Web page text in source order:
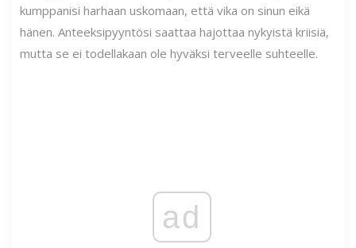
kumppanisi harhaan uskomaan, että vika on sinun eikä
hänen. Anteeksipyyntösi saattaa hajottaa nykyistä kriisiä,
mutta se ei todellakaan ole hyväksi terveelle suhteelle.
ad